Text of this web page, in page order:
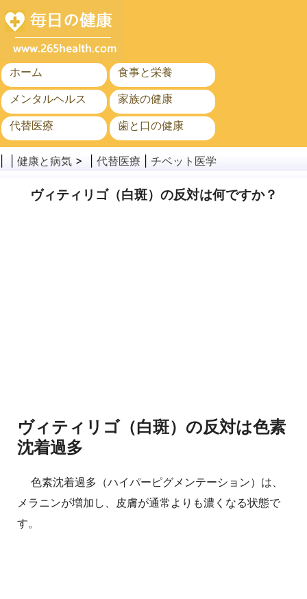
ホーム
食事と栄養
メンタルヘルス
家族の健康
代替医療
歯と口の健康
がん
公衆衛生
健康と病気 > | 代替医療 チベット医学
ヴィティリゴ（白斑）の反対は何ですか？
ヴィティリゴ（白斑）の反対は色素
沈着過多
色素沈着過多（ハイパーピグメンテーション）は、
メラニンが増加し、皮膚が通常よりも濃くなる状態で
す。